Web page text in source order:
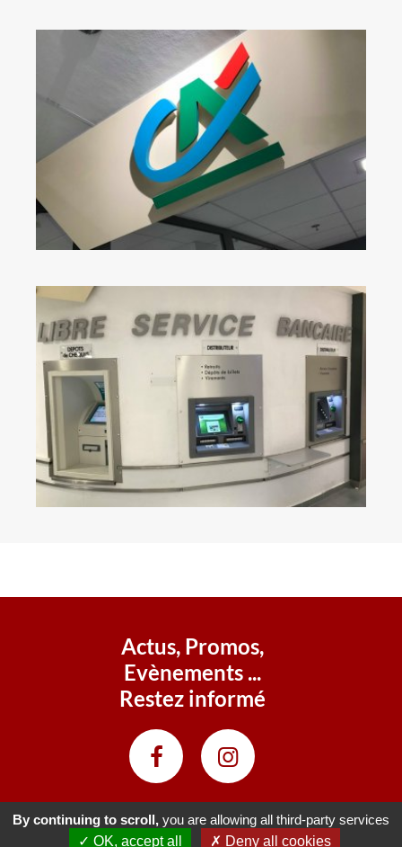
Actus, Promos,
Evènements ...
Restez informé
By continuing to scroll, you are allowing all third-party services
✓ OK, accept all
✗ Deny all cookies